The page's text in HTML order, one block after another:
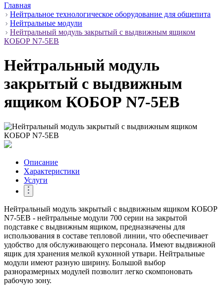
Главная
Нейтральное технологическое оборудование для общепита
Нейтральные модули
Нейтральный модуль закрытый с выдвижным ящиком
КОБОР N7-5EB
Нейтральный модуль
закрытый с выдвижным
ящиком КОБОР N7-5EB
Описание
Характеристики
Услуги
Нейтральный модуль закрытый с выдвижным ящиком КОБОР
N7-5EB - нейтральные модули 700 серии на закрытой
подставке с выдвижным ящиком, предназначены для
использования в составе тепловой линии, что обеспечивает
удобство для обслуживающего персонала. Имеют выдвижной
ящик для хранения мелкой кухонной утвари. Нейтральные
модули имеют разную ширину. Большой выбор
разноразмерных модулей позволит легко скомпоновать
рабочую зону.